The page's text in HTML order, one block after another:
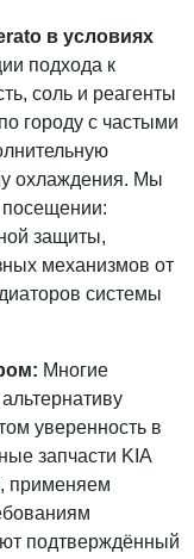
в условиях
подхода к
соль и реагенты
городу с частыми
охлаждения. Мы
защиты,
механизмов от
системы
Многие
уверенность в
запчасти KIA
применяем
подтверждённый